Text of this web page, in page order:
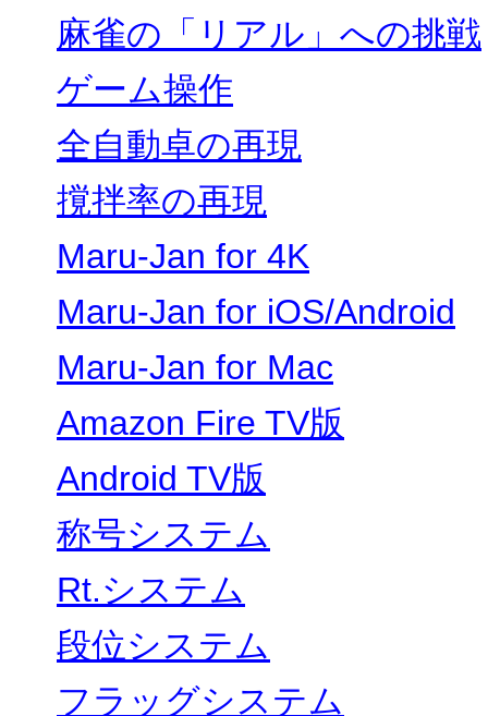
麻雀の「リアル」への挑戦
ゲーム操作
全自動卓の再現
撹拌率の再現
Maru-Jan for 4K
Maru-Jan for iOS/Android
Maru-Jan for Mac
Amazon Fire TV版
Android TV版
称号システム
Rt.システム
段位システム
フラッグシステム